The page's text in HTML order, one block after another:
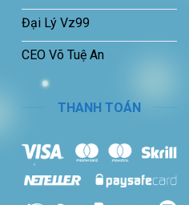
Đại Lý Vz99
CEO Võ Tuệ An
THANH TOÁN